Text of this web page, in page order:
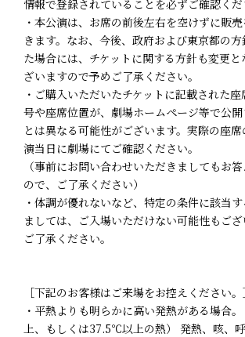
情報で登録されていることを必ずご確認くだ
・本公演は、お席の前後左右を空けずに販
きます。なお、今後、政府および東京都の方
た場合には、チケットに関する方針も変更
ざいますので予めご了承ください。
・ご購入いただいたチケットに記載された
号や座席位置が、劇場ホームページ等で公
とは異なる可能性がございます。実際の座
演当日に劇場にてご確認ください。
（事前にお問い合わせいただきましてもお
ので、ご了承ください）
・体調が優れないなど、特定の条件に該当
ましては、ご入場いただけない可能性もご
ご了承ください。
［下記のお客様はご来場をお控えください。］
・平熱よりも明らかに高い発熱がある場合
上、もしくは37.5℃以上の熱） 発熱、咳、